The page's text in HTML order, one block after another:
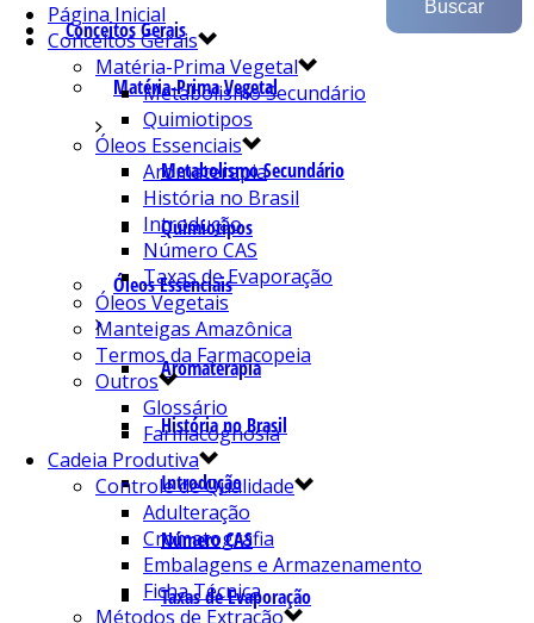
Conceitos Gerais
Matéria-Prima Vegetal
Metabolismo Secundário
Quimiotipos
Óleos Essenciais
Aromaterapia
História no Brasil
Introdução
Número CAS
Taxas de Evaporação
Página Inicial
Conceitos Gerais
Matéria-Prima Vegetal
Metabolismo Secundário
Quimiotipos
Óleos Essenciais
Aromaterapia
História no Brasil
Introdução
Número CAS
Taxas de Evaporação
Óleos Vegetais
Manteigas Amazônica
Termos da Farmacopeia
Outros
Glossário
Farmacognosia
Cadeia Produtiva
Controle de Qualidade
Adulteração
Cromatografia
Embalagens e Armazenamento
Ficha Técnica
Métodos de Extração